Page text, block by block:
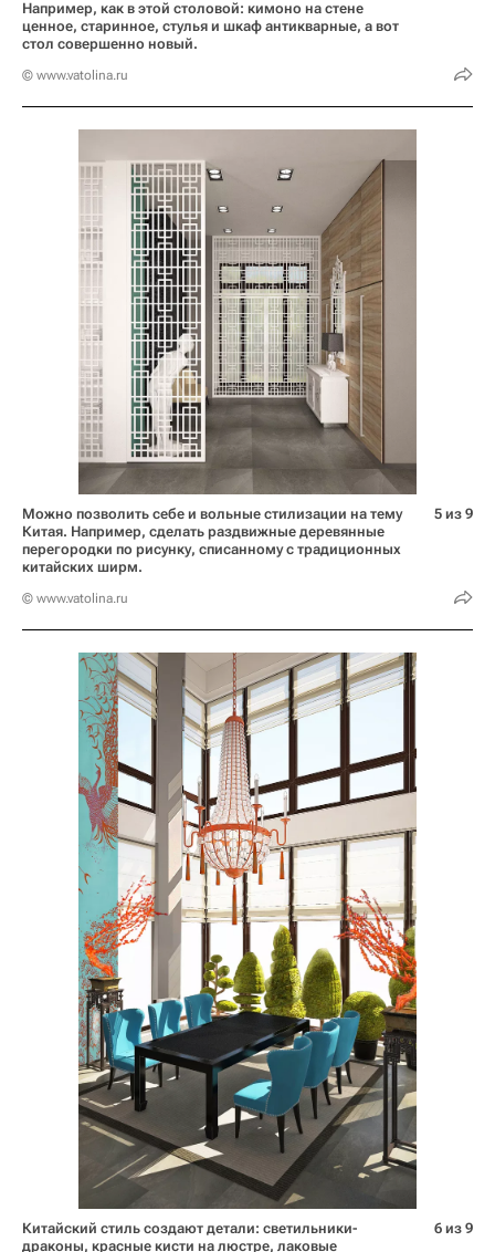
Например, как в этой столовой: кимоно на стене
ценное, старинное, стулья и шкаф антикварные, а вот
стол совершенно новый.
© www.vatolina.ru
Можно позволить себе и вольные стилизации на тему
Китая. Например, сделать раздвижные деревянные
перегородки по рисунку, списанному с традиционных
китайских ширм.
© www.vatolina.ru
5 из 9
Китайский стиль создают детали: светильники-
драконы, красные кисти на люстре, лаковые
6 из 9